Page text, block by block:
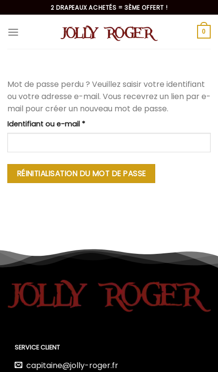
au
contenu
2 DRAPEAUX ACHETÉS = 3ÈME OFFERT !
0
Mot de passe perdu ? Veuillez saisir votre identifiant
ou votre adresse e-mail. Vous recevrez un lien par e-
mail pour créer un nouveau mot de passe.
Identifiant ou e-mail *Obligatoire
RÉINITIALISATION DU MOT DE PASSE
SERVICE CLIENT
capitaine@jolly-roger.fr